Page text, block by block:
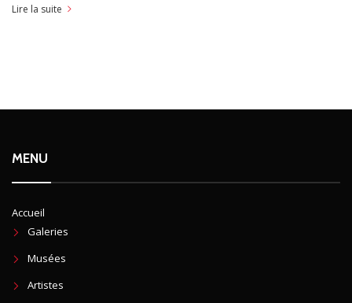
Lire la suite
MENU
Accueil
Galeries
Musées
Artistes